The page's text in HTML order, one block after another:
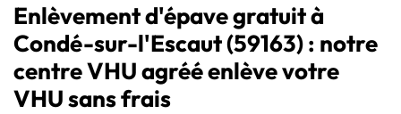
Enlèvement d'épave gratuit à
Condé-sur-l'Escaut (59163) : notre
centre VHU agréé enlève votre
VHU sans frais